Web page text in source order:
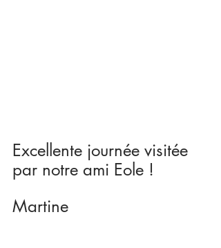
Excellente journée visitée
par notre ami Eole !
Martine